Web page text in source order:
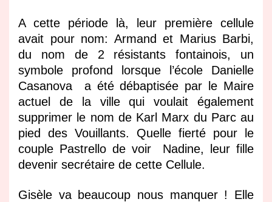
A cette période là, leur première cellule
avait pour nom: Armand et Marius Barbi,
du nom de 2 résistants fontainois, un
symbole profond lorsque l’école Danielle
Casanova a été débaptisée par le Maire
actuel de la ville qui voulait également
supprimer le nom de Karl Marx du Parc au
pied des Vouillants. Quelle fierté pour le
couple Pastrello de voir Nadine, leur fille
devenir secrétaire de cette Cellule.
Gisèle va beaucoup nous manquer ! Elle